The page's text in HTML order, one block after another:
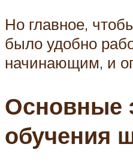
Но главное,
было удобно
начинающим, и
Основные
обучения